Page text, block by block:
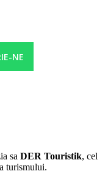
NE
sa DER Touristik, cel
turismului.